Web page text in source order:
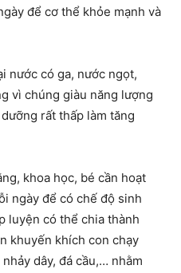
để cơ thể khỏe mạnh và
nước có ga, nước ngọt,
vì chúng giàu năng lượng
rất thấp làm tăng
khoa học, bé cần hoạt
ngày để có chế độ sinh
luyện có thể chia thành
khuyến khích con chạy
dây, đá cầu,… nhằm